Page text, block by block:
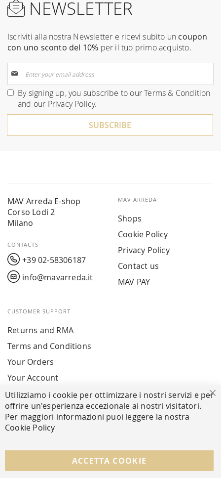
NEWSLETTER
Iscriviti alla nostra Newsletter e ricevi subito un coupon
con uno sconto del 10% per il tuo primo acquisto.
Up
for
Our
By signing up, you subscribe to ourTerms & Condition
and our Privacy Policy.
SUBSCRIBE
MAV Arreda E-shop
Corso Lodi 2
Milano
CONTACTS
+39 02-58306187
info@mavarreda.it
MAV ARREDA
Shops
Cookie Policy
Privacy Policy
Contact us
MAV PAY
CUSTOMER SUPPORT
Returns and RMA
Terms and Conditions
Your Orders
Your Account
SECURE PAYMENTS
FOLLOW US ON SOCIAL MEDIA
Utilizziamo i cookie per ottimizzare i nostri servizi e per
offrire un'esperienza eccezionale ai nostri visitatori.
Per maggiori informazioni puoi leggere la nostra
Cookie Policy
ACCETTA COOKIE